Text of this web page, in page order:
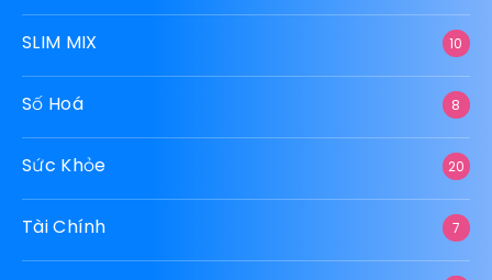
SLIM MIX 10
Số Hoá 8
Sức Khỏe 20
Tài Chính 7